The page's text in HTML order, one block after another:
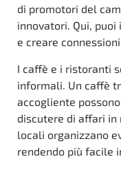
di promotori del
innovatori. Qui,
e creare
I caffè e i ristoranti
informali. Un caffè
accogliente
discutere di affari
locali organizzano
rendendo più facile